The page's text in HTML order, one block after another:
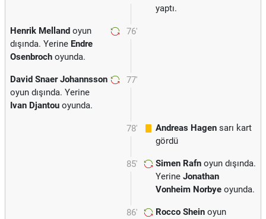
yaptı.
76'
Henrik Melland oyun
dışında. Yerine Endre
Osenbroch oyunda.
77'
David Snaer Johannsson
oyun dışında. Yerine
Ivan Djantou oyunda.
78' Andreas Hagen sarı kart
gördü
85' Simen Rafn oyun dışında.
Yerine Jonathan
Vonheim Norbye oyunda.
86' Rocco Shein oyun